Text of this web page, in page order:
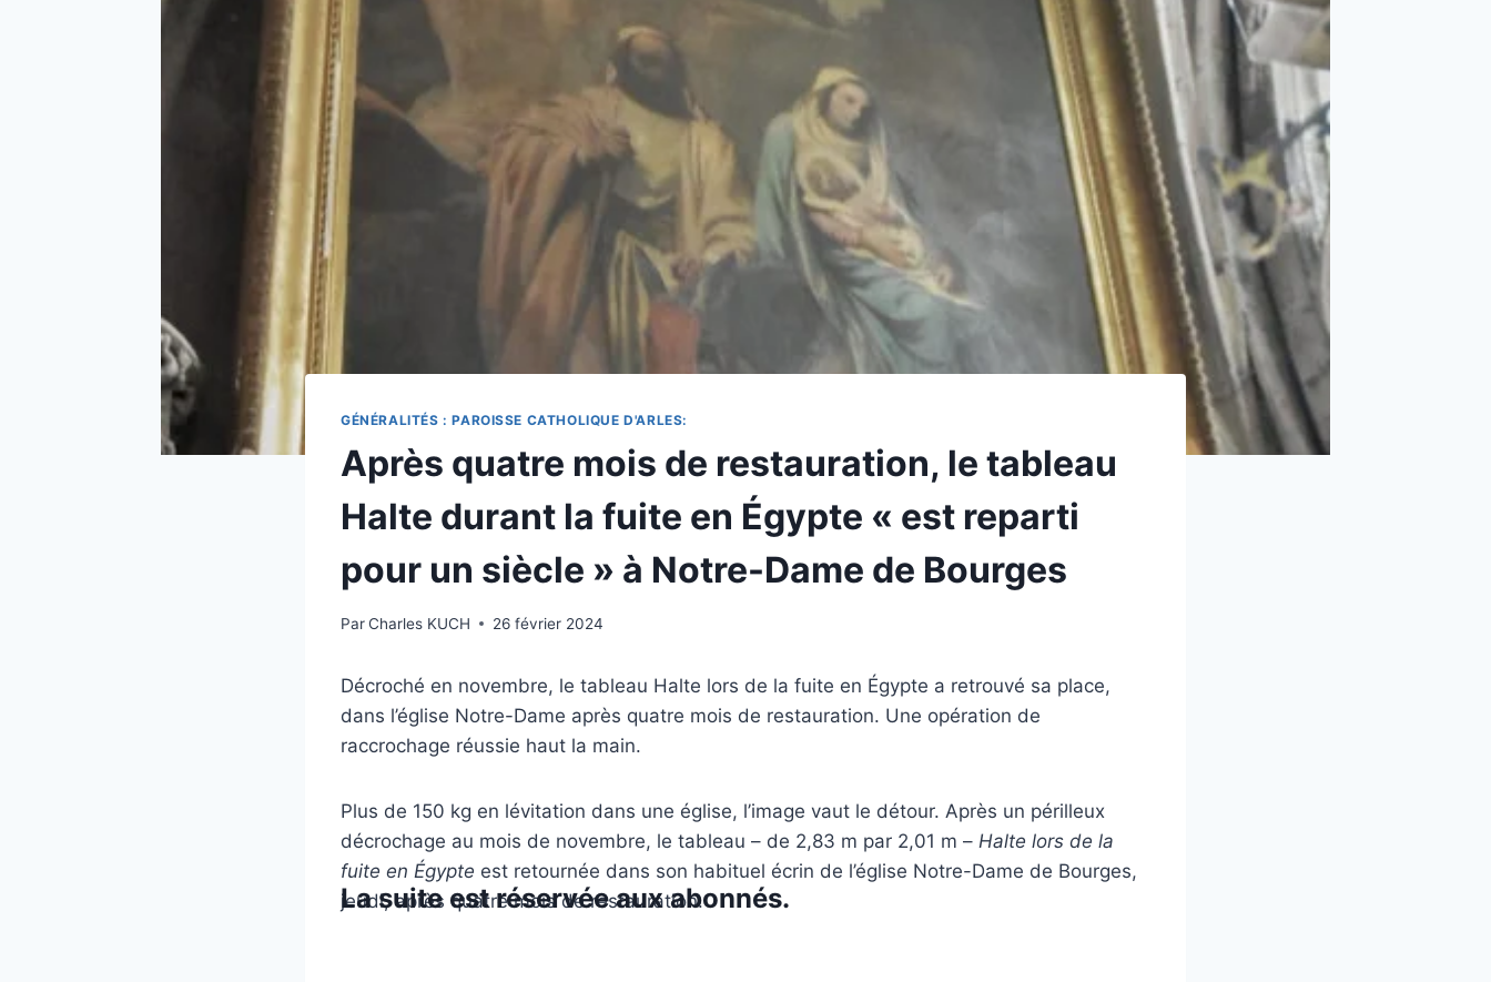
GÉNÉRALITÉS : PAROISSE CATHOLIQUE D'ARLES:
Après quatre mois de restauration, le tableau
Halte durant la fuite en Égypte « est reparti
pour un siècle » à Notre-Dame de Bourges
ParCharles KUCH 26 février 2024
Décroché en novembre, le tableau Halte lors de la fuite en Égypte a retrouvé sa place,
dans l’église Notre-Dame après quatre mois de restauration. Une opération de
raccrochage réussie haut la main.
Plus de 150 kg en lévitation dans une église, l’image vaut le détour. Après un périlleux
décrochage au mois de novembre, le tableau – de 2,83 m par 2,01 m – Halte lors de la
fuite en Égypte est retournée dans son habituel écrin de l’église Notre-Dame de Bourges,
jeudi, après quatre mois de restauration.
La suite est réservée aux abonnés.